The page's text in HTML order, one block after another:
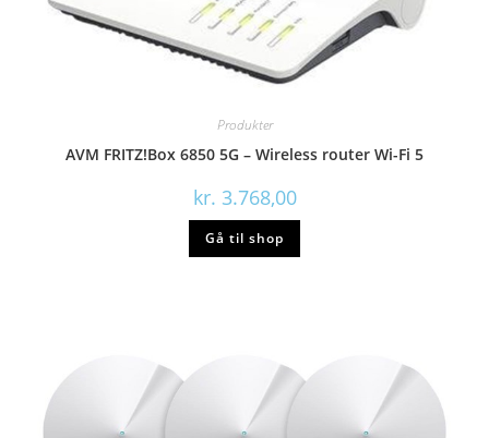
Produkter
AVM FRITZ!Box 6850 5G – Wireless router Wi-Fi 5
kr. 3.768,00
Gå til shop